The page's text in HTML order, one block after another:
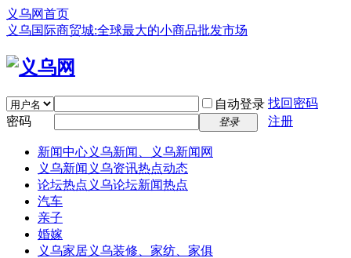
义乌网首页
义乌国际商贸城:全球最大的小商品批发市场
自动登录 找回密码
密码
登录 注册
新闻中心义乌新闻、义乌新闻网
义乌新闻 义乌资讯热点动态
论坛热点 义乌论坛新闻热点
汽车
亲子
婚嫁
义乌家居义乌装修、家纺、家俱